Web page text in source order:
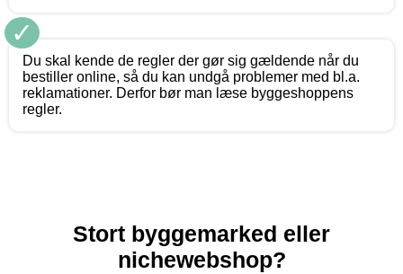
✓
Du skal kende de regler der gør sig gældende når du
bestiller online, så du kan undgå problemer med bl.a.
reklamationer. Derfor bør man læse byggeshoppens
regler.
Stort byggemarked eller
nichewebshop?